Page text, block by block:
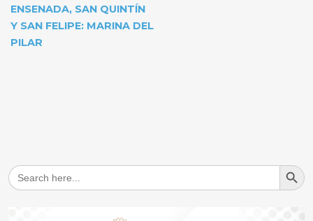
ENSENADA, SAN QUINTÍN
Y SAN FELIPE: MARINA DEL
PILAR
Search
for:
Search